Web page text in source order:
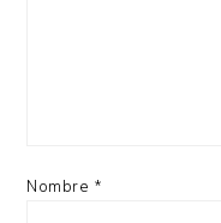
Nombre *